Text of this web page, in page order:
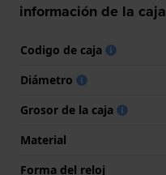
información de la caja
Codigo de caja
Diámetro
Grosor de la caja
Material
Forma del reloj